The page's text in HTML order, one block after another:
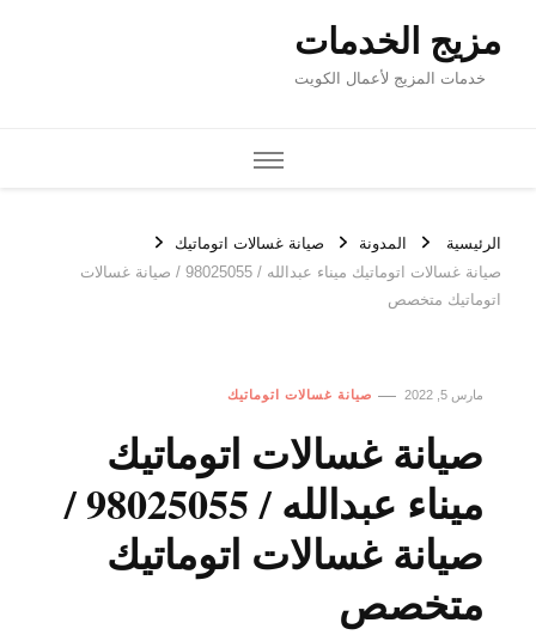
مزيج الخدمات
خدمات المزيج لأعمال الكويت
الرئيسية المدونة
صيانة غسالات اتوماتيك
صيانة غسالات اتوماتيك ميناء عبدالله / 98025055 / صيانة غسالات
اتوماتيك متخصص
مارس 5, 2022 صيانة غسالات اتوماتيك
صيانة غسالات اتوماتيك
ميناء عبدالله / 98025055 /
صيانة غسالات اتوماتيك
متخصص